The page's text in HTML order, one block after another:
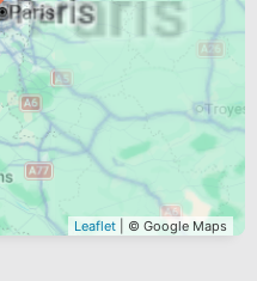
Leaflet | © Google Maps